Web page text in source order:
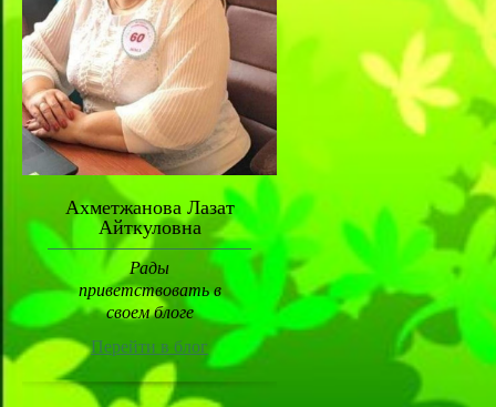
Ахметжанова Лазат
Айткуловна
Рады
приветствовать в
своем блоге
Перейти в блог